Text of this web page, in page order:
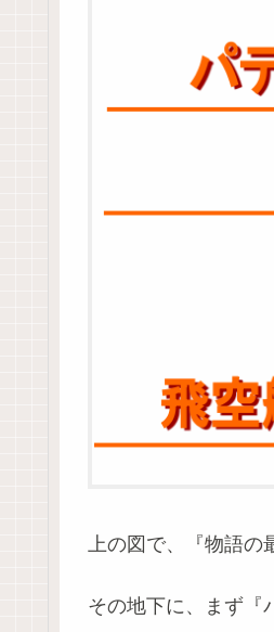
上の図で、『物語の
その地下に、まず『